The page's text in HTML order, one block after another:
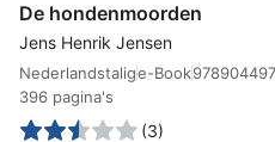
De hondenmoorden
Jens Henrik Jensen
Nederlandstalige-Book
396 pagina's
(3)